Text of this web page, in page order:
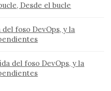
Desde el bucle
del foso DevOps, y la
del foso DevOps, y la